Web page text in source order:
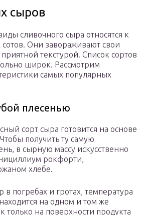
сыров
сливочного сыра относятся к
сотов. Они завораживают свои
текстурой. Список сортов
широк. Рассмотрим
самых популярных
плесенью
сорт сыра готовится на основе
получить ту самую
в сырную массу искусственно
рокфорти,
хлебе.
погребах и гротах, температура
на одном и том же
только на поверхности продукта